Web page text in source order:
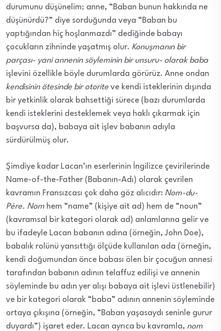
durumunu düşünelim; anne, “Baban bunun hakkında ne
düşünürdü?” diye sorduğunda veya “Baban bu
yaptığından hiç hoşlanmazdı” dediğinde babayı
çocukların zihninde yaşatmış olur. Konuşmanın bir
parçası- yani annenin söyleminin bir unsuru- olarak baba
işlevini özellikle böyle durumlarda görürüz. Anne ondan
kendisinin ötesinde bir otorite ve kendi isteklerinin dışında
bir yetkinlik olarak bahsettiği sürece (bazı durumlarda
kendi isteklerini desteklemek veya haklı çıkarmak için
başvursa da), babaya ait işlev babanın adıyla
sürdürülmüş olur.
Şimdiye kadar Lacan’ın eserlerinin İngilizce çevirilerinde
Name-of-the-Father (Babanın-Adı) olarak çevrilen
kavramın Fransızcası çok daha göz alıcıdır: Nom-du-
Père. Nom hem “name” (kişiye ait ad) hem de “noun”
(kavramsal bir kategori olarak ad) anlamlarına gelir ve
bu ifadeyle Lacan babanın adına (örneğin, John Doe),
babalık rolünü yansıttığı ölçüde kullanılan ada (örneğin,
kendi doğumundan önce babası ölen bir çocuğun annesi
tarafından babanın adının telaffuz edilişi ve annenin
söyleminde bu adın yer alışı babaya ait işlevi üstlenebilir)
ve bir kategori olarak “baba” adının annenin söyleminde
ortaya çıkışına (örneğin, “Baban yaşasaydı seninle gurur
duyardı”) işaret eder. Lacan ayrıca bu kavramla, nom